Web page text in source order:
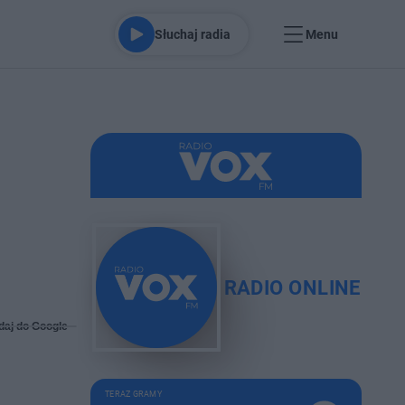
Słuchaj radia Menu
do Google
RADIO ONLINE
TERAZ GRAMY